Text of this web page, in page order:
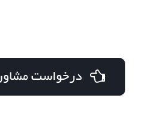
درخواست مشاوره رایگان